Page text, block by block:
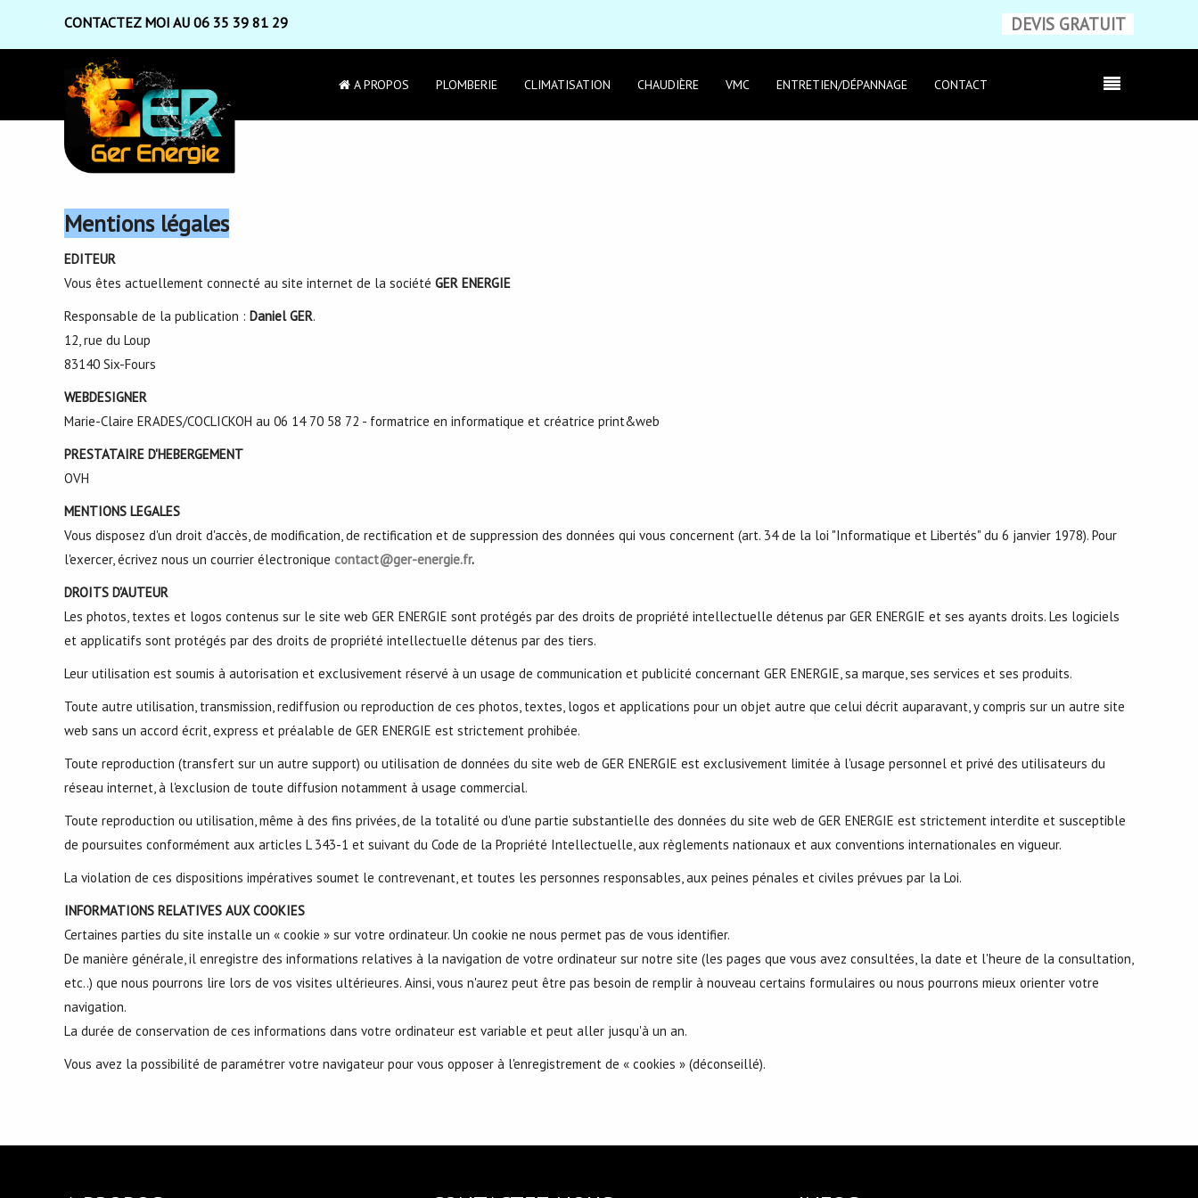
CONTACTEZ MOI AU 06 35 39 81 29 DEVIS GRATUIT
A PROPOS PLOMBERIE CLIMATISATION CHAUDIÈRE VMC ENTRETIEN/DÉPANNAGE CONTACT
Mentions légales
EDITEUR
Vous êtes actuellement connecté au site internet de la société GER ENERGIE
Responsable de la publication : Daniel GER.
12, rue du Loup
83140 Six-Fours
WEBDESIGNER
Marie-Claire ERADES/COCLICKOH au 06 14 70 58 72 - formatrice en informatique et créatrice print&web
PRESTATAIRE D'HEBERGEMENT
OVH
MENTIONS LEGALES
Vous disposez d'un droit d'accès, de modification, de rectification et de suppression des données qui vous concernent (art. 34 de la loi "Informatique et Libertés" du 6 janvier 1978). Pour
l'exercer, écrivez nous un courrier électronique contact@ger-energie.fr.
DROITS D'AUTEUR
Les photos, textes et logos contenus sur le site web GER ENERGIE sont protégés par des droits de propriété intellectuelle détenus par GER ENERGIE et ses ayants droits. Les logiciels
et applicatifs sont protégés par des droits de propriété intellectuelle détenus par des tiers.
Leur utilisation est soumis à autorisation et exclusivement réservé à un usage de communication et publicité concernant GER ENERGIE, sa marque, ses services et ses produits.
Toute autre utilisation, transmission, rediffusion ou reproduction de ces photos, textes, logos et applications pour un objet autre que celui décrit auparavant, y compris sur un autre site
web sans un accord écrit, express et préalable de GER ENERGIE est strictement prohibée.
Toute reproduction (transfert sur un autre support) ou utilisation de données du site web de GER ENERGIE est exclusivement limitée à l'usage personnel et privé des utilisateurs du
réseau internet, à l'exclusion de toute diffusion notamment à usage commercial.
Toute reproduction ou utilisation, même à des fins privées, de la totalité ou d'une partie substantielle des données du site web de GER ENERGIE est strictement interdite et susceptible
de poursuites conformément aux articles L 343-1 et suivant du Code de la Propriété Intellectuelle, aux règlements nationaux et aux conventions internationales en vigueur.
La violation de ces dispositions impératives soumet le contrevenant, et toutes les personnes responsables, aux peines pénales et civiles prévues par la Loi.
INFORMATIONS RELATIVES AUX COOKIES
Certaines parties du site installe un « cookie » sur votre ordinateur. Un cookie ne nous permet pas de vous identifier.
De manière générale, il enregistre des informations relatives à la navigation de votre ordinateur sur notre site (les pages que vous avez consultées, la date et l'heure de la consultation,
etc..) que nous pourrons lire lors de vos visites ultérieures. Ainsi, vous n'aurez peut être pas besoin de remplir à nouveau certains formulaires ou nous pourrons mieux orienter votre
navigation.
La durée de conservation de ces informations dans votre ordinateur est variable et peut aller jusqu'à un an.
Vous avez la possibilité de paramétrer votre navigateur pour vous opposer à l'enregistrement de « cookies » (déconseillé).